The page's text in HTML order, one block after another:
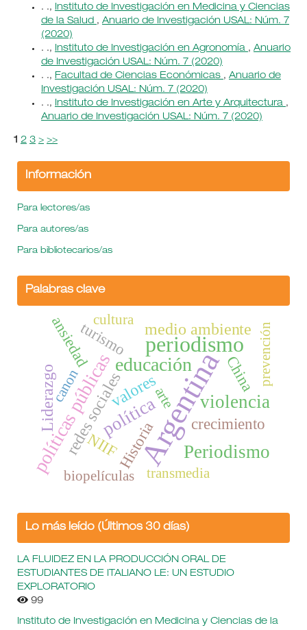
. ., Instituto de Investigación en Medicina y Ciencias
de la Salud , Anuario de Investigación USAL: Núm. 7
(2020)
. ., Instituto de Investigación en Agronomía , Anuario
de Investigación USAL: Núm. 7 (2020)
. ., Facultad de Ciencias Económicas , Anuario de
Investigación USAL: Núm. 7 (2020)
. ., Instituto de Investigación en Arte y Arquitectura ,
Anuario de Investigación USAL: Núm. 7 (2020)
1 2 3 > >>
Información
Para lectores/as
Para autores/as
Para bibliotecarios/as
Palabras clave
Argentina
periodismo
educación
políticas públicas Periodismo
política violencia
Liderazgoredes socialesvalores
medio ambiente
China
ansiedad
Historia
turismo
crecimiento
NIIF
canon
biopelículas
prevención
transmedia
arte
cultura
Lo más leído (Últimos 30 días)
LA FLUIDEZ EN LA PRODUCCIÓN ORAL DE
ESTUDIANTES DE ITALIANO LE: UN ESTUDIO
EXPLORATORIO
99
Instituto de Investigación en Medicina y Ciencias de la